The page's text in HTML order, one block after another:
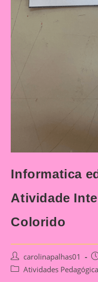
Informatica
Atividade
Colorido
Post
author:
carolinapalhas01
PostAtividades